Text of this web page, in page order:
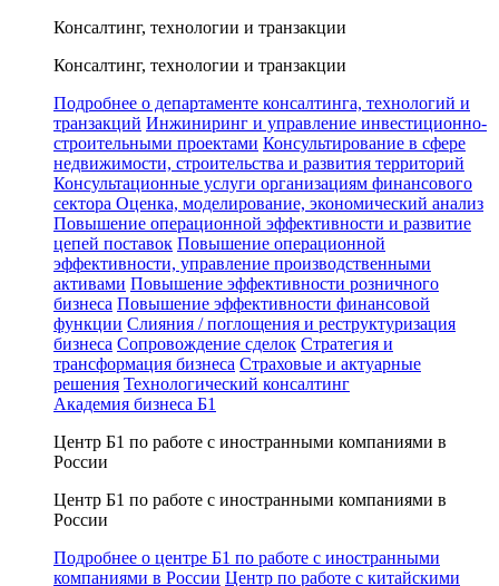
Консалтинг, технологии и транзакции
Консалтинг, технологии и транзакции
Подробнее о департаменте консалтинга, технологий и
транзакций Инжиниринг и управление инвестиционно-
строительными проектами Консультирование в сфере
недвижимости, строительства и развития территорий
Консультационные услуги организациям финансового
сектора Оценка, моделирование, экономический анализ
Повышение операционной эффективности и развитие
цепей поставок Повышение операционной
эффективности, управление производственными
активами Повышение эффективности розничного
бизнеса Повышение эффективности финансовой
функции Слияния / поглощения и реструктуризация
бизнеса Сопровождение сделок Стратегия и
трансформация бизнеса Страховые и актуарные
решения Технологический консалтинг
Академия бизнеса Б1
Центр Б1 по работе с иностранными компаниями в
России
Центр Б1 по работе с иностранными компаниями в
России
Подробнее о центре Б1 по работе с иностранными
компаниями в России Центр по работе с китайскими